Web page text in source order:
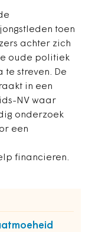
toen
achter zich
oude politiek
streven. De
in een
NV waar
onderzoek
een
financieren.